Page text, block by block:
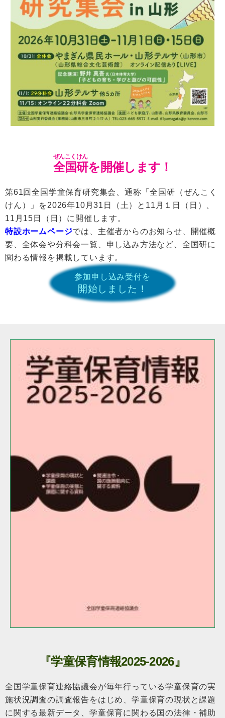
全国研
ぜんこくけん
を開催します！
第61回全国学童保育研究集会
、通称「全国研（ぜんこく
けん）」
を2026年10月31日（土）と11月１日（日）、
11月15日（日） に開催します。
特設ホームページでは、主催者からのお知らせ、開催概
要、全体会や分科会一覧、申し込み方法など、全国研に
関わる情報を掲載しています。
参加申し込み受付を
開始しました！
『学童保育情報2025-2026』
全国学童保育連絡協議会が毎年行っている学童保育の実
施状況調査の調査報告をはじめ、学童保育の現状と課題
に関する最新データ、学童保育に関わる国の法律・補助